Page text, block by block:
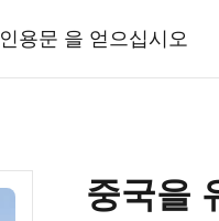
인용문 을 얻으십시오
중국을